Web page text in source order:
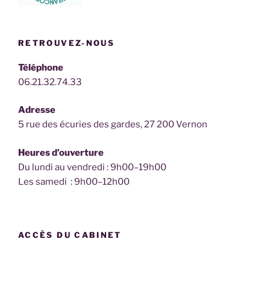
RETROUVEZ-NOUS
Téléphone
06.21.32.74.33
Adresse
5 rue des écuries des gardes, 27 200 Vernon
Heures d’ouverture
Du lundi au vendredi : 9h00–19h00
Les samedi : 9h00–12h00
ACCÈS DU CABINET